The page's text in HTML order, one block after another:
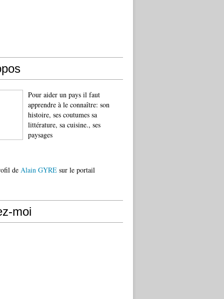
Pour aider un pays il faut
apprendre à le connaître: son
histoire, ses coutumes sa
littérature, sa cuisine., ses
paysages
de Alain GYRE sur le portail
moi